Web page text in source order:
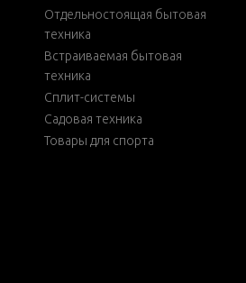
Отдельностоящая бытовая
техника
Встраиваемая бытовая
техника
Сплит-системы
Садовая техника
Товары для спорта